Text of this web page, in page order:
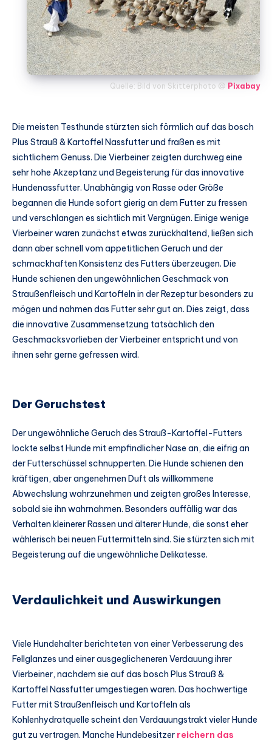
Quelle: Bild von Skitterphoto @ Pixabay
Die meisten Testhunde stürzten sich förmlich auf das bosch
Plus Strauß & Kartoffel Nassfutter und fraßen es mit
sichtlichem Genuss. Die Vierbeiner zeigten durchweg eine
sehr hohe Akzeptanz und Begeisterung für das innovative
Hundenassfutter. Unabhängig von Rasse oder Größe
begannen die Hunde sofort gierig an dem Futter zu fressen
und verschlangen es sichtlich mit Vergnügen. Einige wenige
Vierbeiner waren zunächst etwas zurückhaltend, ließen sich
dann aber schnell vom appetitlichen Geruch und der
schmackhaften Konsistenz des Futters überzeugen. Die
Hunde schienen den ungewöhnlichen Geschmack von
Straußenfleisch und Kartoffeln in der Rezeptur besonders zu
mögen und nahmen das Futter sehr gut an. Dies zeigt, dass
die innovative Zusammensetzung tatsächlich den
Geschmacksvorlieben der Vierbeiner entspricht und von
ihnen sehr gerne gefressen wird.
Der Geruchstest
Der ungewöhnliche Geruch des Strauß-Kartoffel-Futters
lockte selbst Hunde mit empfindlicher Nase an, die eifrig an
der Futterschüssel schnupperten. Die Hunde schienen den
kräftigen, aber angenehmen Duft als willkommene
Abwechslung wahrzunehmen und zeigten großes Interesse,
sobald sie ihn wahrnahmen. Besonders auffällig war das
Verhalten kleinerer Rassen und älterer Hunde, die sonst eher
wählerisch bei neuen Futtermitteln sind. Sie stürzten sich mit
Begeisterung auf die ungewöhnliche Delikatesse.
Verdaulichkeit und Auswirkungen
Viele Hundehalter berichteten von einer Verbesserung des
Fellglanzes und einer ausgeglicheneren Verdauung ihrer
Vierbeiner, nachdem sie auf das bosch Plus Strauß &
Kartoffel Nassfutter umgestiegen waren. Das hochwertige
Futter mit Straußenfleisch und Kartoffeln als
Kohlenhydratquelle scheint den Verdauungstrakt vieler Hunde
gut zu vertragen. Manche Hundebesitzer reichern das